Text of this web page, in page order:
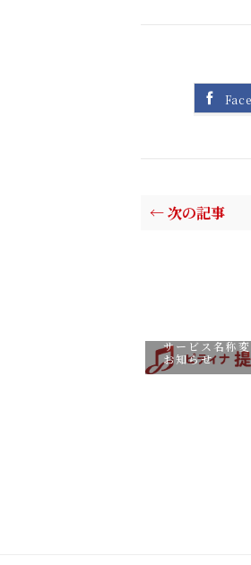
← 次の記事
【提携コンク
サービス名称
お知らせ